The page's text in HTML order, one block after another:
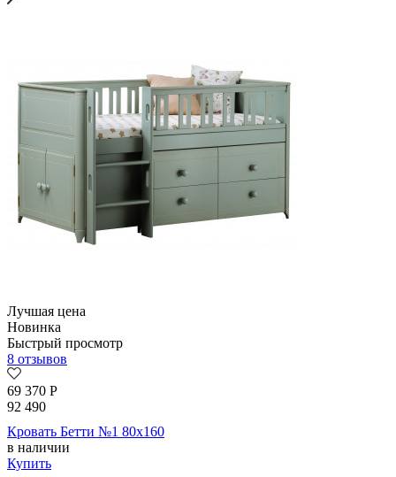
Лучшая цена
Новинка
Быстрый просмотр
8 отзывов
69 370 Р
92 490
Кровать Бетти №1 80х160
в наличии
Купить